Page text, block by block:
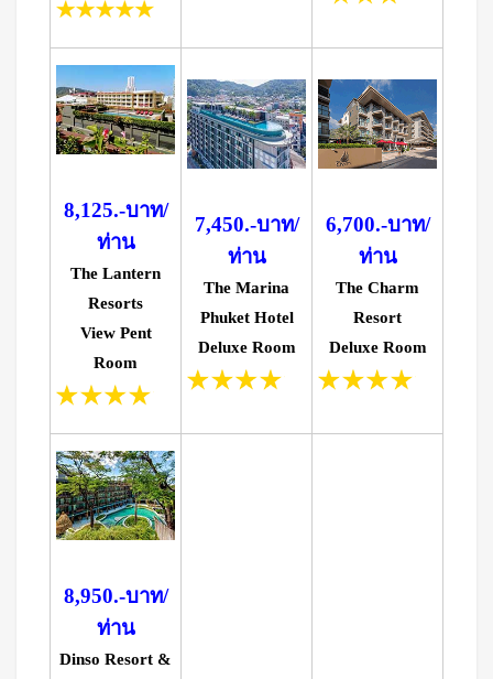
8,125.-บาท/
ท่าน
The Lantern
Resorts
View Pent
Room
7,450.-บาท/
ท่าน
The Marina
Phuket Hotel
Deluxe Room
6,700.-บาท/
ท่าน
The Charm
Resort
Deluxe Room
8,950.-บาท/
ท่าน
Dinso Resort &